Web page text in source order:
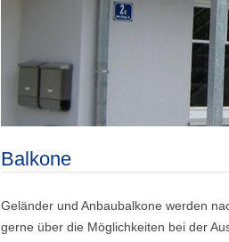
Balkone
Geländer und Anbaubalkone werden
gerne über die Möglichkeiten bei der